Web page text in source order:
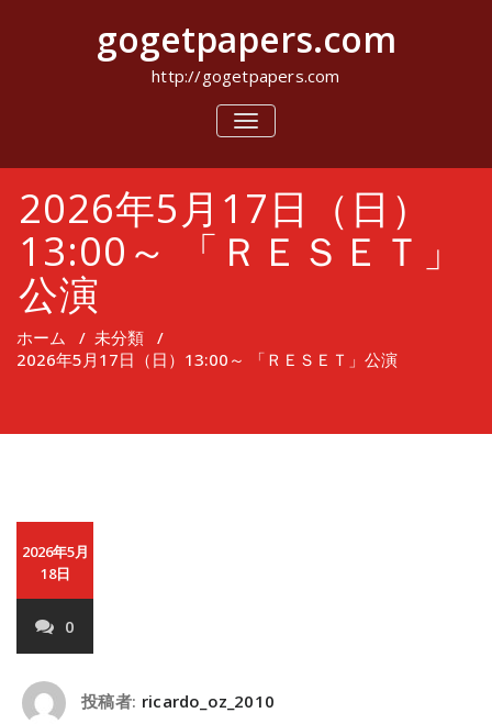
キ
gogetpapers.com
http://gogetpapers.com
ナ
ビ
シ
ョ
を
切
2026年5月17日（日）
13:00～ 「ＲＥＳＥＴ」
公演
ホーム / 未分類 /
2026年5月17日（日）13:00～ 「ＲＥＳＥＴ」公演
2026年5月
18日
0
投稿者: ricardo_oz_2010